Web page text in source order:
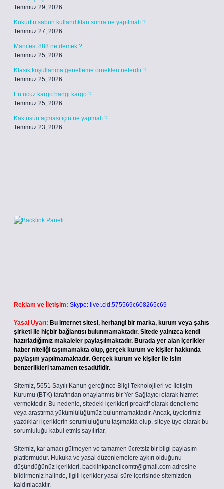
Temmuz 29, 2026
Kükürtlü sabun kullandıktan sonra ne yapılmalı ?
Temmuz 27, 2026
Manifest 888 ne demek ?
Temmuz 25, 2026
Klasik koşullanma genelleme örnekleri nelerdir ?
Temmuz 25, 2026
En ucuz kargo hangi kargo ?
Temmuz 25, 2026
Kaktüsün açması için ne yapmalı ?
Temmuz 23, 2026
Reklam ve İletişim: Skype: live:.cid.575569c608265c69
Yasal Uyarı: Bu internet sitesi, herhangi bir marka, kurum veya şahıs
şirketi ile hiçbir bağlantısı bulunmamaktadır. Sitede yalnızca kendi
hazırladığımız makaleler paylaşılmaktadır. Burada yer alan içerikler
haber niteliği taşımamakta olup, gerçek kurum ve kişiler hakkında
paylaşım yapılmamaktadır. Gerçek kurum ve kişiler ile isim
benzerlikleri tamamen tesadüfidir.
Sitemiz, 5651 Sayılı Kanun gereğince Bilgi Teknolojileri ve İletişim
Kurumu (BTK) tarafından onaylanmış bir Yer Sağlayıcı olarak hizmet
vermektedir. Bu nedenle, sitedeki içerikleri proaktif olarak denetleme
veya araştırma yükümlülüğümüz bulunmamaktadır. Ancak, üyelerimiz
yazdıkları içeriklerin sorumluluğunu taşımakta olup, siteye üye olarak bu
sorumluluğu kabul etmiş sayılırlar.
Sitemiz, kar amacı gütmeyen ve tamamen ücretsiz bir bilgi paylaşım
platformudur. Hukuka ve yasal düzenlemelere aykırı olduğunu
düşündüğünüz içerikleri, backlinkpanelicomtr@gmail.com adresine
bildirmeniz halinde, ilgili içerikler yasal süre içerisinde sitemizden
kaldırılacaktır.